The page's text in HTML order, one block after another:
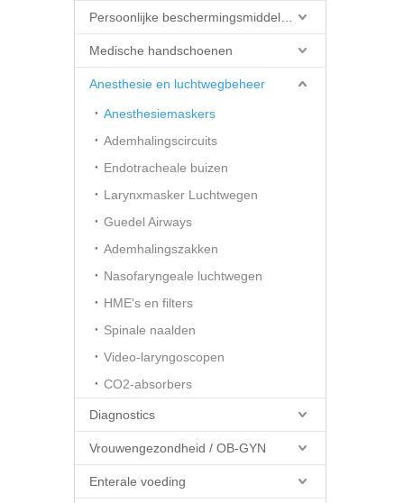
Medische handschoenen
Anesthesie en luchtwegbeheer
Anesthesiemaskers
Ademhalingscircuits
Endotracheale buizen
Larynxmasker Luchtwegen
Guedel Airways
Ademhalingszakken
Nasofaryngeale luchtwegen
HME's en filters
Spinale naalden
Video-laryngoscopen
CO2-absorbers
Diagnostics
Vrouwengezondheid / OB-GYN
Enterale voeding